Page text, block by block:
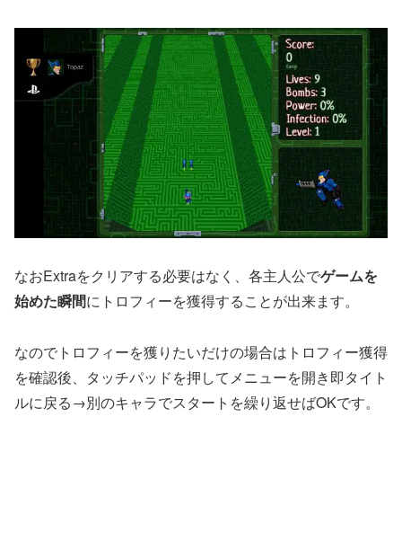
なおExtraをクリアする必要はなく、各主人公でゲームを
始めた瞬間にトロフィーを獲得することが出来ます。
なのでトロフィーを獲りたいだけの場合はトロフィー獲得
を確認後、タッチパッドを押してメニューを開き即タイト
ルに戻る→別のキャラでスタートを繰り返せばOKです。